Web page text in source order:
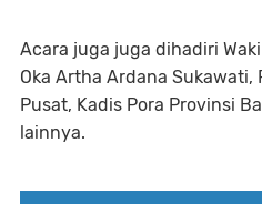
Acara juga juga dihadiri
Oka Artha Ardana Sukawati,
Pusat, Kadis Pora Provinsi
lainnya.